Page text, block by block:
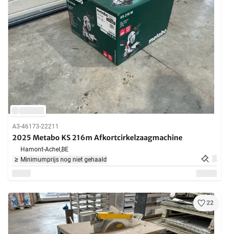
A3-46173-22211
2025 Metabo KS 216m Afkortcirkelzaagmachine
Hamont-Achel,BE
Minimumprijs nog niet gehaald
22